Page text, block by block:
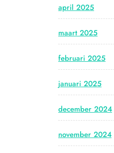
april 2025
maart 2025
februari 2025
januari 2025
december 2024
november 2024